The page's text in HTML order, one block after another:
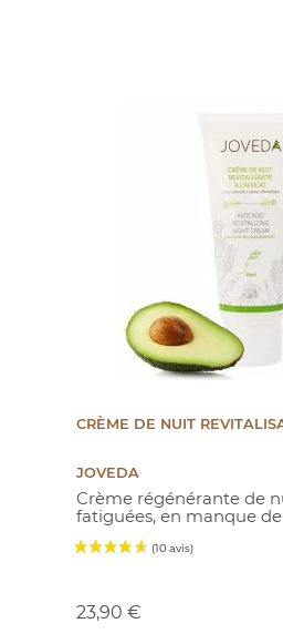
CRÈME DE NUIT
JOVEDA
Crème régénérante de
fatiguées, en manque
23,90 €